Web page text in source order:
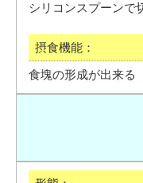
シリコンスプーンで
食塊の形成が出来る